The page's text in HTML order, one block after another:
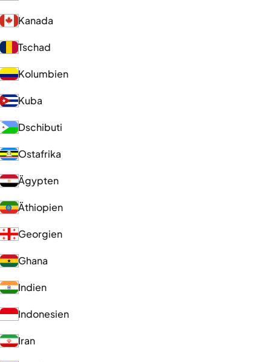
Kanada
Tschad
Kolumbien
Kuba
Dschibuti
Ostafrika
Ägypten
Äthiopien
Georgien
Ghana
Indien
Indonesien
Iran